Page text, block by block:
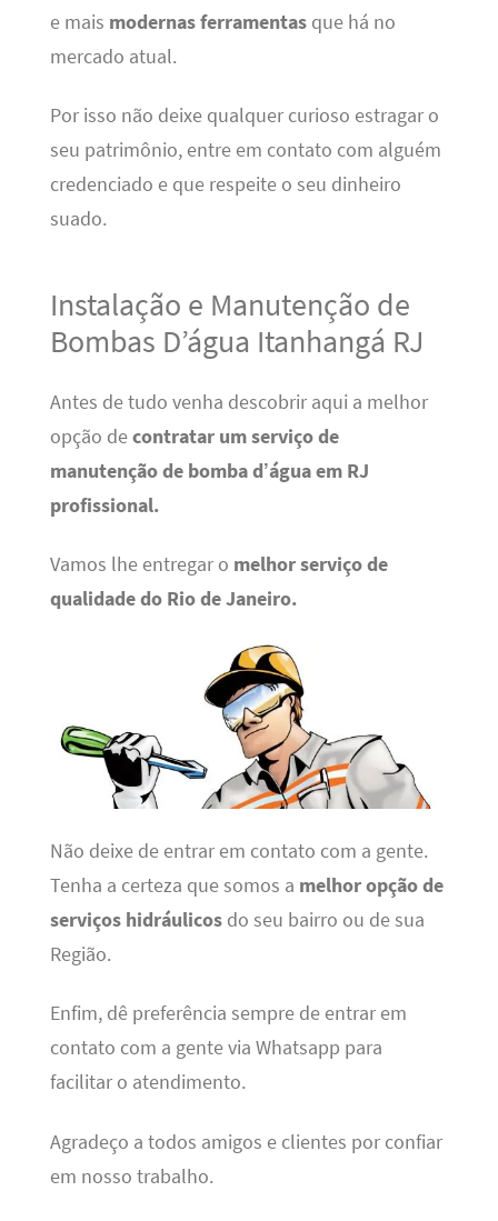
e mais modernas ferramentasque há no
mercado atual.
Por isso não deixe qualquer curioso estragar o
seu patrimônio, entre em contato com alguém
credenciado e que respeite o seu dinheiro
suado.
Instalação e Manutenção de
Bombas D’água Itanhangá RJ
Antes de tudo venha descobrir aqui a melhor
opção decontratar um serviço de
manutenção de bombad’água em RJ
profissional.
Vamos lhe entregar o melhor serviço de
qualidade do Rio de Janeiro.
Não deixe de entrar em contato com a gente.
Tenha a certeza que somos a melhor opção de
serviços hidráulicosdo seu bairro ou de sua
Região.
Enfim, dê preferência sempre de entrar em
contato com a gente via Whatsapp para
facilitar o atendimento.
Agradeço a todos amigos e clientes por confiar
em nosso trabalho.